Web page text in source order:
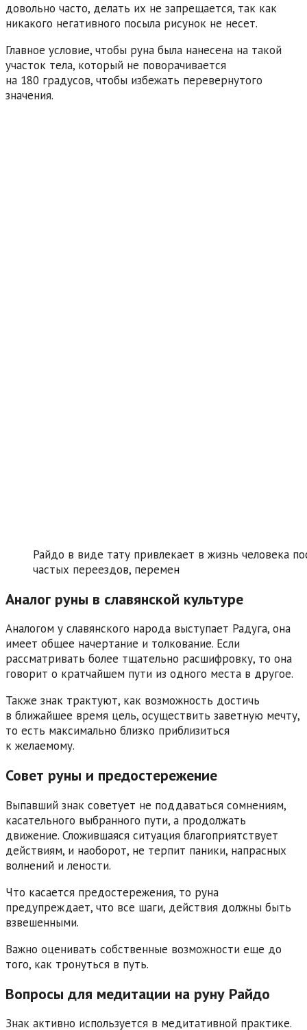
довольно часто, делать их не запрещается, так как
никакого негативного посыла рисунок не несет.
Главное условие, чтобы руна была нанесена на такой
участок тела, который не поворачивается
на 180 градусов, чтобы избежать перевернутого
значения.
Райдо в виде тату привлекает в жизнь человека
частых переездов, перемен
Аналог руны в славянской культуре
Аналогом у славянского народа выступает Радуга, она
имеет общее начертание и толкование. Если
рассматривать более тщательно расшифровку, то она
говорит о кратчайшем пути из одного места в другое.
Также знак трактуют, как возможность достичь
в ближайшее время цель, осуществить заветную мечту,
то есть максимально близко приблизиться
к желаемому.
Совет руны и предостережение
Выпавший знак советует не поддаваться сомнениям,
касательного выбранного пути, а продолжать
движение. Сложившаяся ситуация благоприятствует
действиям, и наоборот, не терпит паники, напрасных
волнений и лености.
Что касается предостережения, то руна
предупреждает, что все шаги, действия должны быть
взвешенными.
Важно оценивать собственные возможности еще до
того, как тронуться в путь.
Вопросы для медитации на руну Райдо
Знак активно используется в медитативной практике.